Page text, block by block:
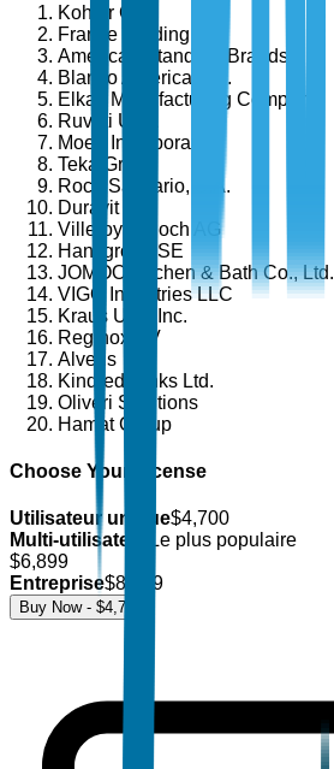
Kohler Co.
Franke Holding AG
American Standard Brands
Blanco America, Inc.
Elkay Manufacturing Company
Ruvati USA
Moen Incorporated
Teka Group
Roca Sanitario, S.A.
Duravit AG
Villeroy & Boch AG
Hansgrohe SE
JOMOO Kitchen & Bath Co., Ltd.
VIGO Industries LLC
Kraus USA Inc.
Reginox BV
Alveus
Kindred Sinks Ltd.
Oliveri Solutions
Hamat Group
Choose Your License
Utilisateur unique$4,700
Multi-utilisateur
Le plus populaire
$6,899
Entreprise$8,499
Buy Now - $4,700